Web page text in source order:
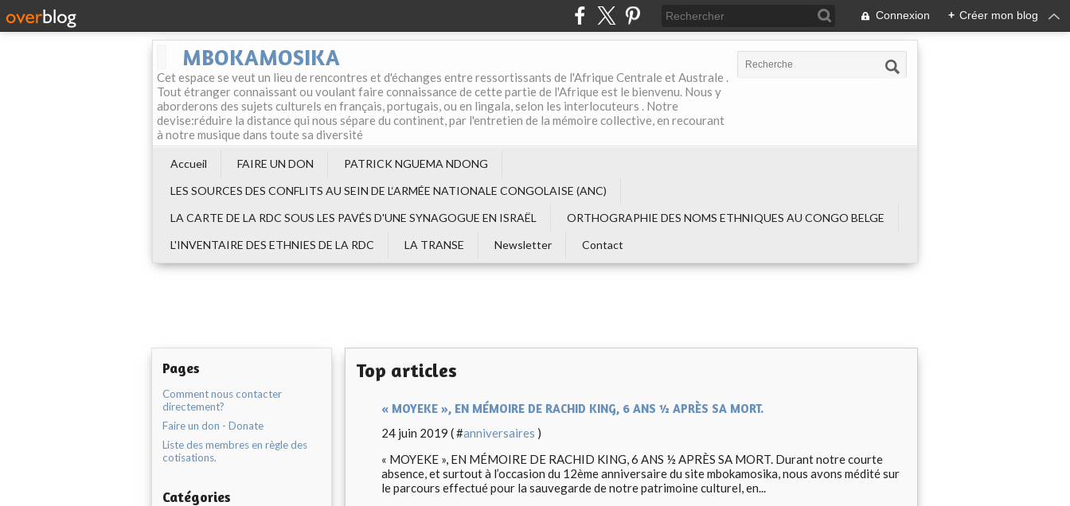
Connexion + Créer mon blog
MBOKAMOSIKA
Cet espace se veut un lieu de rencontres et d'échanges entre ressortissants de l'Afrique Centrale et Australe .
Tout étranger connaissant ou voulant faire connaissance de cette partie de l'Afrique est le bienvenu. Nous y
aborderons des sujets culturels en français, portugais, ou en lingala, selon les interlocuteurs . Notre
devise:réduire la distance qui nous sépare du continent, par l'entretien de la mémoire collective, en recourant
à notre musique dans toute sa diversité
Accueil FAIRE UN DON
PATRICK NGUEMA NDONG
LES SOURCES DES CONFLITS AU SEIN DE L‘ARMÉE NATIONALE CONGOLAISE (ANC)
LA CARTE DE LA RDC SOUS LES PAVÉS D'UNE SYNAGOGUE EN ISRAËL
ORTHOGRAPHIE DES NOMS ETHNIQUES AU CONGO BELGE
L'INVENTAIRE DES ETHNIES DE LA RDC
LA TRANSE Newsletter Contact
Pages
Comment nous contacter
directement?
Faire un don - Donate
Liste des membres en règle des
cotisations.
Catégories
Top articles
« MOYEKE », EN MÉMOIRE DE RACHID KING, 6 ANS ½ APRÈS SA MORT.
24 juin 2019 ( #anniversaires )
« MOYEKE », EN MÉMOIRE DE RACHID KING, 6 ANS ½ APRÈS SA MORT. Durant notre courte
absence, et surtout à l’occasion du 12ème anniversaire du site mbokamosika, nous avons médité sur
le parcours effectué pour la sauvegarde de notre patrimoine culturel, en...